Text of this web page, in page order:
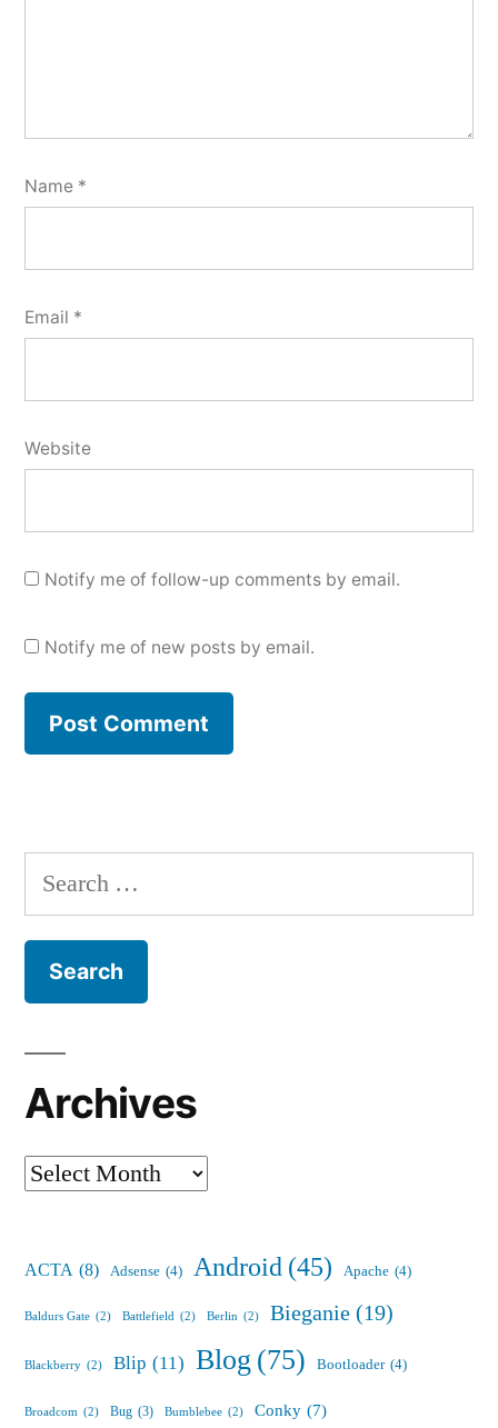
Name *
Email *
Website
Notify me of follow-up comments by email.
Notify me of new posts by email.
Search
for:
Archives
Archives
ACTA (8) Adsense (4) Android (45) Apache (4)
Baldurs Gate (2) Battlefield (2) Berlin (2) Bieganie (19)
Blackberry (2) Blip (11) Blog(75) Bootloader (4)
Broadcom (2) Bug (3) Bumblebee (2) Conky (7)